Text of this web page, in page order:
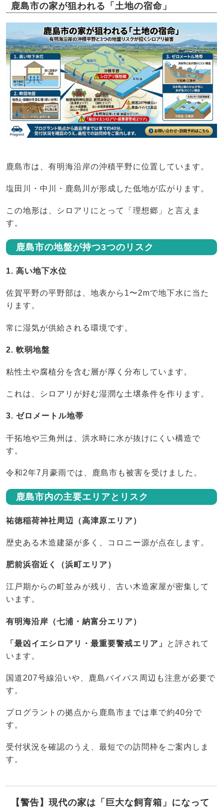
鹿島市の家が狙われる「土地の宿命」
鹿島市は、有明海沿岸の沖積平野に位置しています。
塩田川・中川・鹿島川が形成した低地が広がります。
この地形は、シロアリにとって「理想郷」と言えま
す。
鹿島市の地盤が持つ3つのリスク
1. 高い地下水位
佐賀平野の平野部は、地表から1〜2mで地下水に当た
ります。
常に湿気が供給される環境です。
2. 軟弱地盤
粘性土や腐植分を含む層が厚く分布しています。
これは、シロアリが好む湿潤な土壌条件を作ります。
3. ゼロメートル地帯
干拓地や三角州は、洪水時に水が抜けにくい構造で
す。
令和2年7月豪雨では、鹿島市も被害を受けました。
鹿島市内の主要エリアとリスク
祐徳稲荷神社周辺（高津原エリア）
歴史ある木造建築が多く、コロニー源が点在します。
肥前浜宿近く（浜町エリア）
江戸期からの町並みが残り、古い木造家屋が密集して
います。
有明海沿岸（七浦・納富分エリア）
「最凶イエシロアリ・最重要警戒エリア」
と評されて
います。
国道207号線沿いや、鹿島バイパス周辺も注意が必要で
す。
プログラントの拠点から鹿島市までは車で約40分で
す。
受付状況を確認のうえ、最短での訪問枠をご案内しま
す。
【警告】現代の家は「巨大な飼育箱」になって